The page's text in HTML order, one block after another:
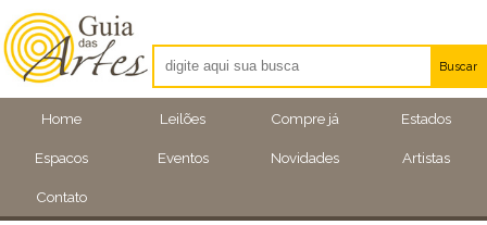
Home Leilões Compre já Estados
Espacos Eventos Novidades Artistas
Contato
Buscar
Artistas
Eventos